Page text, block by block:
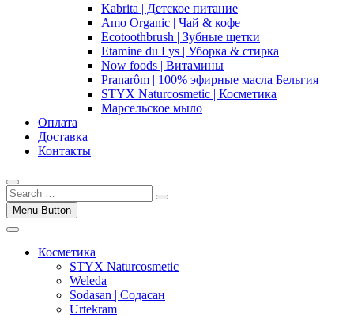
Kabrita | Детское питание
Amo Organic | Чай & кофе
Ecotoothbrush | Зубные щетки
Etamine du Lys | Уборка & стирка
Now foods | Витамины
Pranarôm | 100% эфирные масла Бельгия
STYX Naturcosmetic | Косметика
Марсельское мыло
Оплата
Доставка
Контакты
Menu Button
Косметика
STYX Naturcosmetic
Weleda
Sodasan | Содасан
Urtekram